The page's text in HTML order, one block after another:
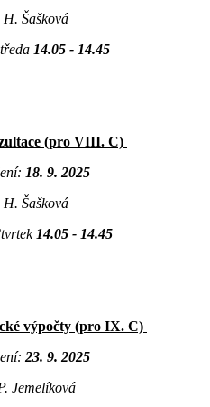
Šašková
14.05 - 14.45
(pro VIII. C)
18. 9. 2025
Šašková
14.05 - 14.45
výpočty (pro IX. C)
23. 9. 2025
Jemelíková